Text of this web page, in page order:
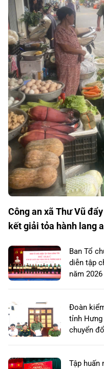
Công an xã Thư Vũ
kết giải tỏa hành lang
Ban Tổ
diễn tập
năm 2026
Đoàn
tỉnh
chuyển
Tập huấn